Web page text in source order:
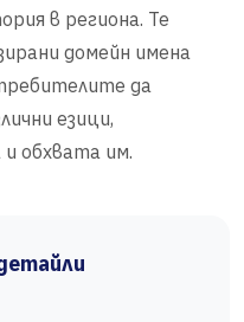
в региона. Те
домейн имена
да
езици,
обхвата им.